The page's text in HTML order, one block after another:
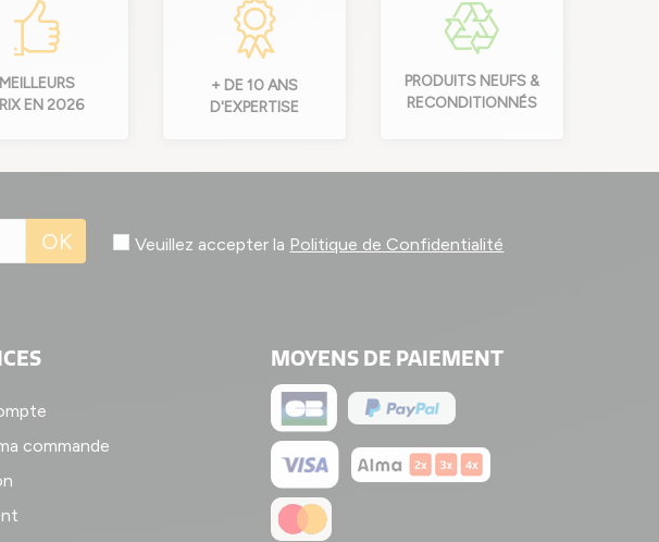
MEILLEURS
EN 2026
+ DE 10 ANS
D'EXPERTISE
PRODUITS NEUFS &
RECONDITIONNÉS
OK Veuillez accepter la Politique de Confidentialité
commande
MOYENS DE PAIEMENT